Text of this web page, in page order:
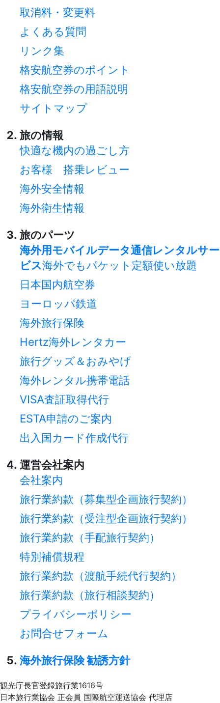
取消料・変更料
よくある質問
リンク集
格安航空券のポイント
格安航空券の用語説明
サイトマップ
旅の情報
快適な機内の過ごし方
お客様 搭乗レビュー
海外安全情報
海外衛生情報
旅のパーツ
海外用モバイルデータ通信レンタルサー
ビス海外でもパケット定額使い放題
日本国内航空券
ヨーロッパ鉄道
海外旅行保険
Hertz海外レンタカー
旅行グッズ＆おみやげ
海外レンタル携帯電話
VISA査証取得代行
ESTA申請のご案内
出入国カード作成代行
運営会社案内
会社案内
旅行業約款（募集型企画旅行契約）
旅行業約款（受注型企画旅行契約）
旅行業約款（手配旅行契約）
特別補償規程
旅行業約款（渡航手続代行契約）
旅行業約款（旅行相談契約）
プライバシーポリシー
お問合せフォーム
海外旅行保険 勧誘方針
観光庁長官登録旅行業1616号
日本旅行業協会 正会員 国際航空運送協会 代理店